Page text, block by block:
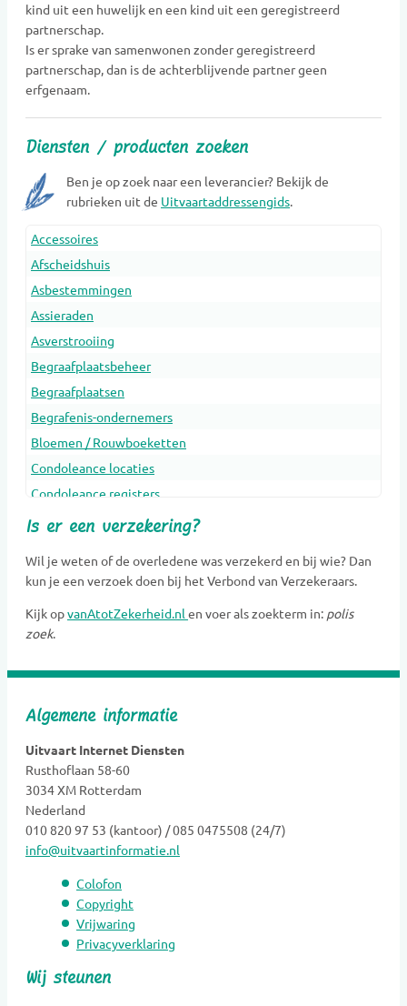
kind uit een huwelijk en een kind uit een geregistreerd
partnerschap.
Is er sprake van samenwonen zonder geregistreerd
partnerschap, dan is de achterblijvende partner geen
erfgenaam.
Diensten / producten zoeken
Ben je op zoek naar een leverancier? Bekijk de
rubrieken uit de Uitvaartaddressengids.
Accessoires
Afscheidshuis
Asbestemmingen
Assieraden
Asverstrooiing
Begraafplaatsbeheer
Begraafplaatsen
Begrafenis-ondernemers
Bloemen / Rouwboeketten
Condoleance locaties
Condoleance registers
Crematoria
Dragers
Gedenkobjecten
Gedenksieraden
Glasobjecten
Goede doelen
Grafkunst
Grafmonumenten
Groene uitvaart
Hospice
Kinderen Uitvaartverzorging
Kinderen Urnen
Mediators
Muzikanten / Uitvaartmuziek
Is er een verzekering?
Wil je weten of de overledene was verzekerd en bij wie? Dan
kun je een verzoek doen bij het Verbond van Verzekeraars.
Kijk opvanAtotZekerheid.nl en voer als zoekterm in: polis
zoek.
Algemene informatie
Uitvaart Internet Diensten
Rusthoflaan 58-60
3034 XM Rotterdam
Nederland
010 820 97 53 (kantoor) / 085 0475508 (24/7)
info@uitvaartinformatie.nl
Colofon
Copyright
Vrijwaring
Privacyverklaring
Wij steunen